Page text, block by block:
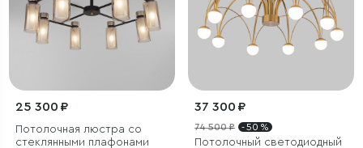
25 300 ₽
Потолочная люстра со
стеклянными плафонами
37 300 ₽
74 500 ₽ - 50 %
Потолочный светодиодный